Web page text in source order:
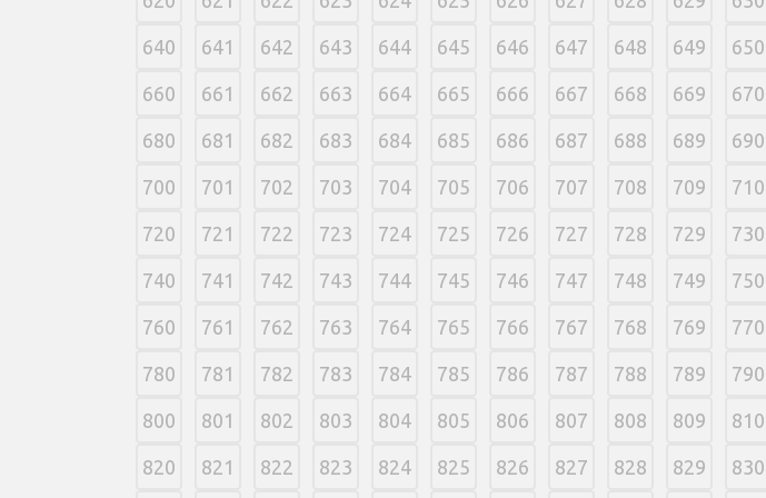
640 641 642 643 644 645 646 647 648 649 650
660 661 662 663 664 665 666 667 668 669 670
680 681 682 683 684 685 686 687 688 689 690
700 701 702 703 704 705 706 707 708 709 710
720 721 722 723 724 725 726 727 728 729 730
740 741 742 743 744 745 746 747 748 749 750
760 761 762 763 764 765 766 767 768 769 770
780 781 782 783 784 785 786 787 788 789 790
800 801 802 803 804 805 806 807 808 809 810
820 821 822 823 824 825 826 827 828 829 830